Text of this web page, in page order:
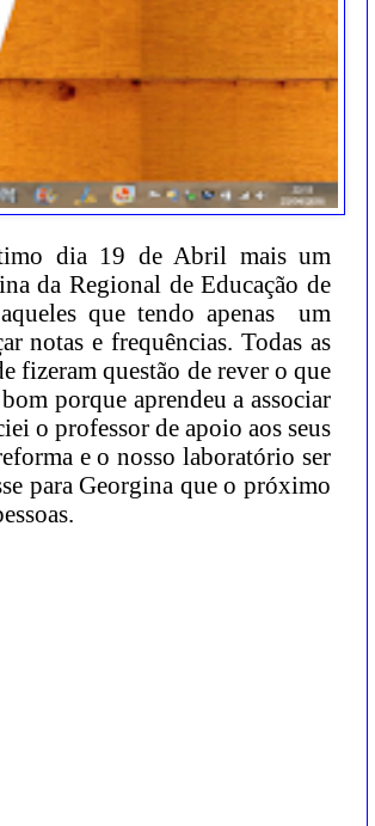
dia 19 de Abril mais um
da Regional de Educação de
que tendo apenas um
notas e frequências. Todas as
fizeram questão de rever o que
porque aprendeu a associar
o professor de apoio aos seus
e o nosso laboratório ser
para Georgina que o próximo